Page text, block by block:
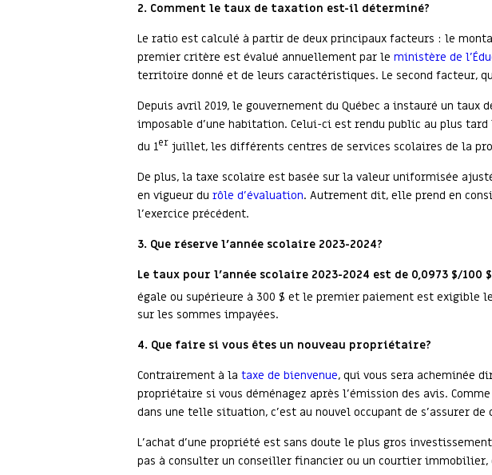
2. Comment le taux de taxation est-il déterminé?
Le ratio est calculé à partir de deux principaux facteurs : le
premier critère est évalué annuellement par le ministère de
territoire donné et de leurs caractéristiques. Le second facteur,
Depuis avril 2019, le gouvernement du Québec a instauré un
imposable d’une habitation. Celui-ci est rendu public au plus
du 1er juillet, les différents centres de services scolaires de la
De plus, la taxe scolaire est basée sur la valeur uniformisée
en vigueur du rôle d’évaluation. Autrement dit, elle prend en
l’exercice précédent.
3. Que réserve l’année scolaire 2023-2024?
Le taux pour l’année scolaire 2023-2024 est de 0,0973 $/100
égale ou supérieure à 300 $ et le premier paiement est exigible
sur les sommes impayées.
4. Que faire si vous êtes un nouveau propriétaire?
Contrairement à la taxe de bienvenue, qui vous sera acheminée
propriétaire si vous déménagez après l’émission des avis.
dans une telle situation, c’est au nouvel occupant de s’assurer
L’achat d’une propriété est sans doute le plus gros
pas à consulter un conseiller financier ou un courtier immobilier,